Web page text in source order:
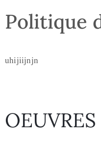
Politique
uhijiijnjn